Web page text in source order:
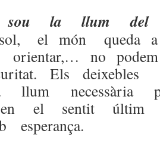
sou la llum del
el món queda
orientar,… no
Els
necessària
en el sentit
esperança.